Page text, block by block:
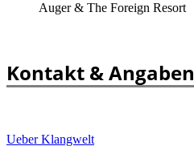
Auger & The Foreign Resort
Kontakt & Angaben
Ueber Klangwelt